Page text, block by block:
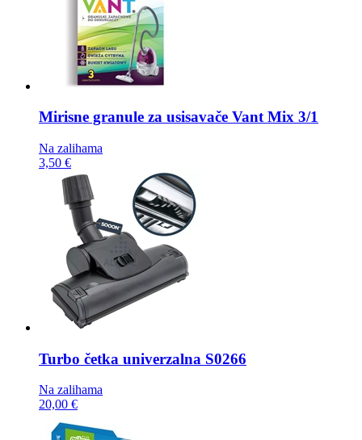
Mirisne granule za usisavače Vant Mix 3/1
Na zalihama
3,50 €
Turbo četka univerzalna S0266
Na zalihama
20,00 €